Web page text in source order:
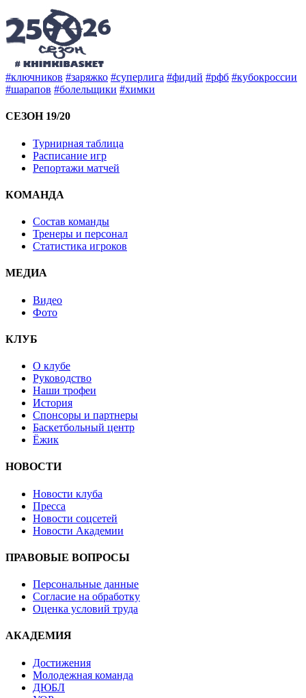
#ключников #заряжко #суперлига #фидий #рфб #кубокроссии
#шарапов #болельщики #химки
СЕЗОН 19/20
Турнирная таблица
Расписание игр
Репортажи матчей
КОМАНДА
Состав команды
Тренеры и персонал
Статистика игроков
МЕДИА
Видео
Фото
КЛУБ
О клубе
Руководство
Наши трофеи
История
Спонсоры и партнеры
Баскетбольный центр
Ёжик
НОВОСТИ
Новости клуба
Пресса
Новости соцсетей
Новости Академии
ПРАВОВЫЕ ВОПРОСЫ
Персональные данные
Согласие на обработку
Оценка условий труда
АКАДЕМИЯ
Достижения
Молодежная команда
ДЮБЛ